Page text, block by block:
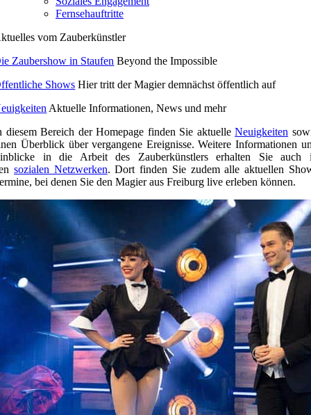
Fernsehauftritte
vom Zauberkünstler
Zaubershow in Staufen Beyond the Impossible
Shows Hier tritt der Magier demnächst öffentlich auf
Aktuelle Informationen, News und mehr
diesem Bereich der Homepage finden Sie aktuelleNeuigkeiten
Überblick über vergangene Ereignisse. Weitere Informationen
in die Arbeit des Zauberkünstlers erhalten Sie auch
sozialen Netzwerken. Dort finden Sie zudem alle aktuellen
bei denen Sie den Magier aus Freiburg live erleben können.